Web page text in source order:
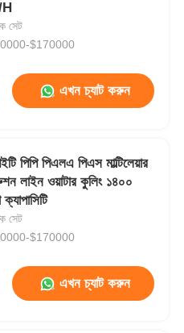
সেট
$170000
এখন চ্যাট করুন
পিপি পিএলএ পিএস মাল্টিলেয়ার
লাইন ওয়াটার কুলিং ১৪০০
সেট
$170000
এখন চ্যাট করুন